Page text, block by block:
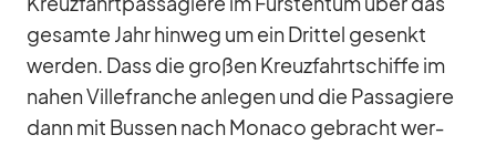
ge­samte Jahr hin­weg um ein Drit­tel ge­senkt
wer­den. Dass die gro­ßen Kreuz­fahrt­schiffe im
na­hen Vil­le­fran­che an­le­gen und die Pas­sa­giere
dann mit Bus­sen nach Mo­naco ge­bracht wer­